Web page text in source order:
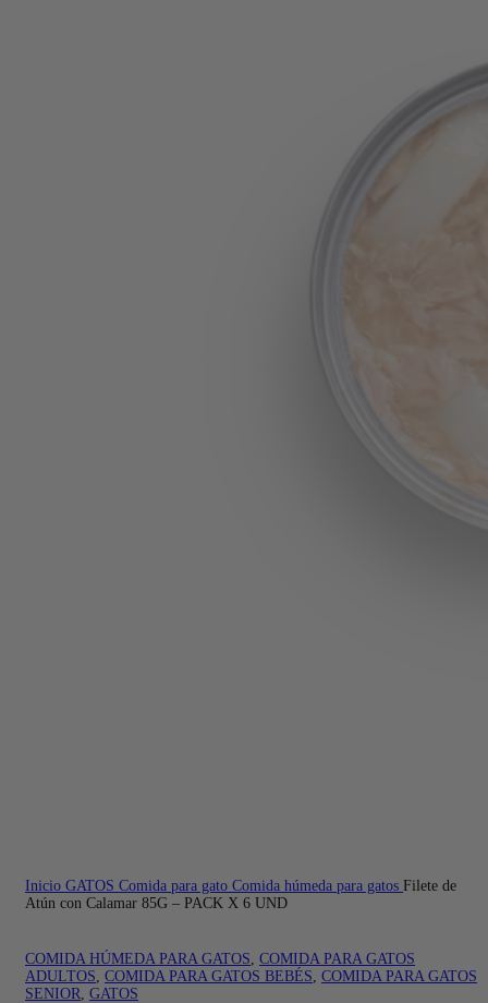
Inicio GATOS Comida para gato Comida húmeda para gatos Filete de
Atún con Calamar 85G – PACK X 6 UND
COMIDA HÚMEDA PARA GATOS, COMIDA PARA GATOS
ADULTOS, COMIDA PARA GATOS BEBÉS, COMIDA PARA GATOS
SENIOR, GATOS